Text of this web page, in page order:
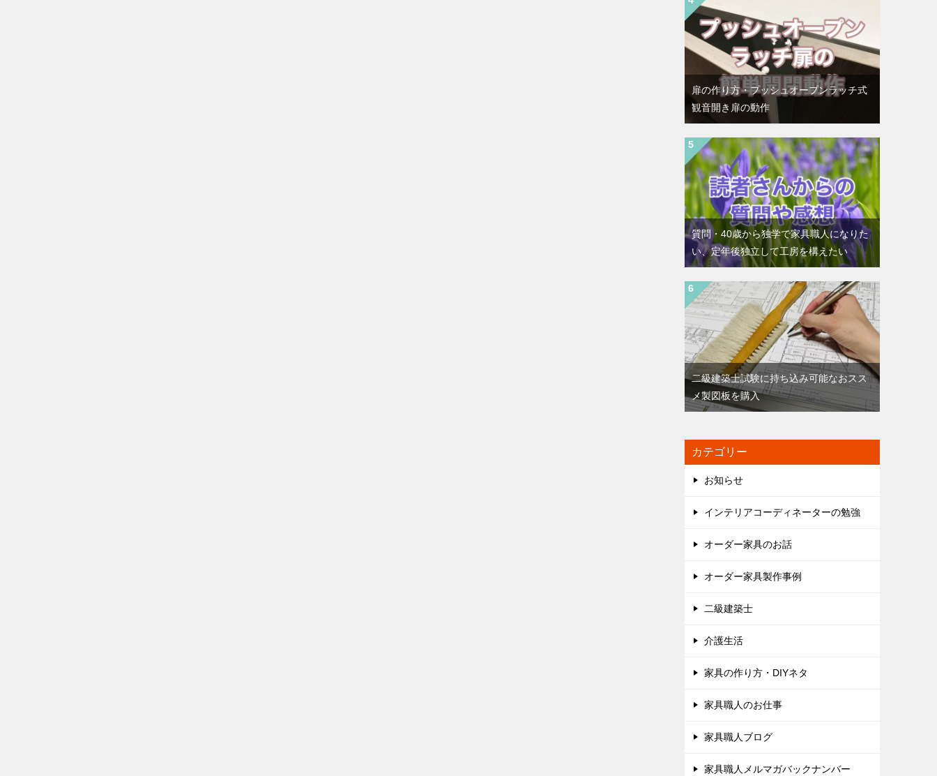
扉の作り方・プッシュオープンラッチ式
観音開き扉の動作
質問・40歳から独学で家具職人になりた
い、定年後独立して工房を構えたい
二級建築士試験に持ち込み可能なおスス
メ製図板を購入
カテゴリー
お知らせ
インテリアコーディネーターの勉強
オーダー家具のお話
オーダー家具製作事例
二級建築士
介護生活
家具の作り方・DIYネタ
家具職人のお仕事
家具職人ブログ
家具職人メルマガバックナンバー